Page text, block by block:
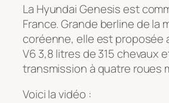
La Hyundai Genesis est
France. Grande berline de la
coréenne, elle est proposée
V6 3,8 litres de 315 chevaux
transmission à quatre roues
Voici la vidéo :